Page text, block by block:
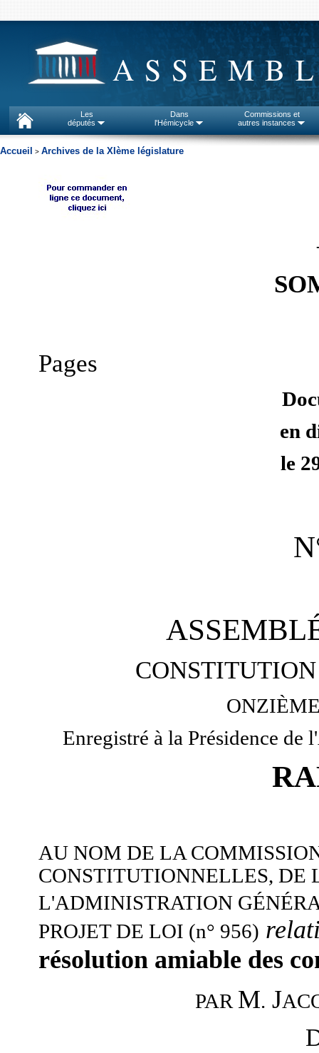
Les
députés
Dans
l'Hémicycle
Commissions et
autres instances
Accueil > Archives de la XIème législature
Pages
en
le
Enregistré à la Présidence de
AU NOM DE LA
CONSTITUTIONNELLES, DE
L'ADMINISTRATION
PROJET DE LOI (n° 956)
résolution amiable des
PAR M. J